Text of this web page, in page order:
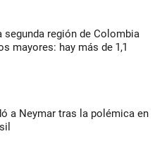
región de Colombia
mayores: hay más de 1,1
a Neymar tras la polémica en